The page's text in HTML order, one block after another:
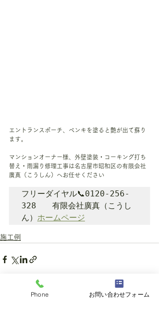
エントランスポーチ、ペンキを塗ると艶が出て蘇り
ます。
マンションオーナー様、外壁塗装・コーキング打ち
替え・雨漏り修理工事は名古屋市昭和区の有限会社
廣真（こうしん）へお任せください
フリーダイヤル📞0120-256-
328　　有限会社廣真（こうし
ん） ホームページ
施工例
Phone お問い合わせフォーム